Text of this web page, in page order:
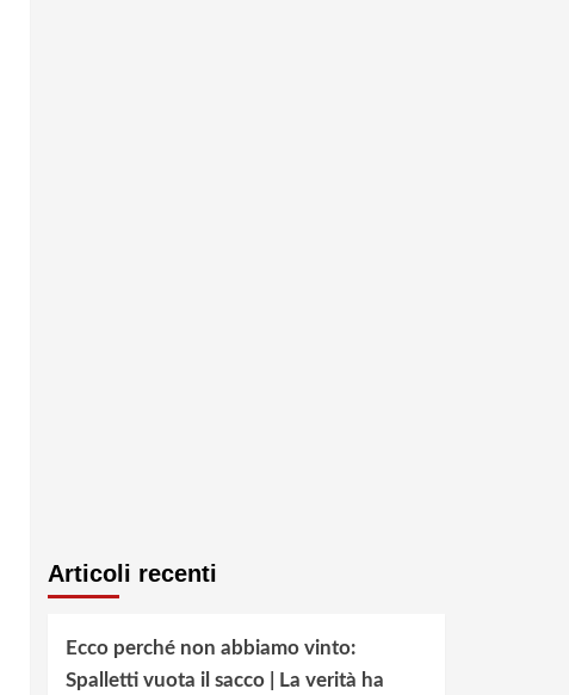
Articoli recenti
Ecco perché non abbiamo vinto:
Spalletti vuota il sacco | La verità ha